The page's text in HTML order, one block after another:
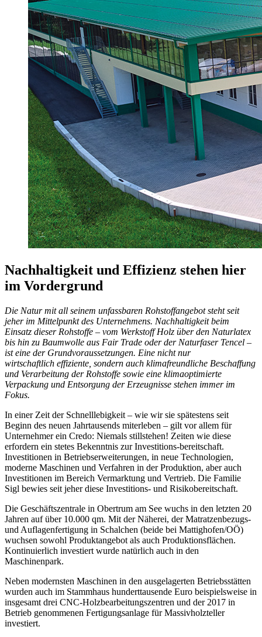
Nachhaltigkeit und Effizienz stehen hier
im Vordergrund
Die Natur mit all seinem unfassbaren Rohstoffangebot steht seit
jeher im Mittelpunkt des Unternehmens. Nachhaltigkeit beim
Einsatz dieser Rohstoffe – vom Werkstoff Holz über den Naturlatex
bis hin zu Baumwolle aus Fair Trade oder der Naturfaser Tencel –
ist eine der Grundvoraussetzungen. Eine nicht nur
wirtschaftlich effiziente, sondern auch klimafreundliche Beschaffung
und Verarbeitung der Rohstoffe sowie eine klimaoptimierte
Verpackung und Entsorgung der Erzeugnisse stehen immer im
Fokus.
In einer Zeit der Schnelllebigkeit – wie wir sie spätestens seit
Beginn des neuen Jahrtausends miterleben – gilt vor allem für
Unternehmer ein Credo: Niemals stillstehen! Zeiten wie diese
erfordern ein stetes Bekenntnis zur Investitions-bereitschaft.
Investitionen in Betriebserweiterungen, in neue Technologien,
moderne Maschinen und Verfahren in der Produktion, aber auch
Investitionen im Bereich Vermarktung und Vertrieb. Die Familie
Sigl bewies seit jeher diese Investitions- und Risikobereitschaft.
Die Geschäftszentrale in Obertrum am See wuchs in den letzten 20
Jahren auf über 10.000 qm. Mit der Näherei, der Matratzenbezugs-
und Auflagenfertigung in Schalchen (beide bei Mattighofen/OÖ)
wuchsen sowohl Produktangebot als auch Produktionsflächen.
Kontinuierlich investiert wurde natürlich auch in den
Maschinenpark.
Neben modernsten Maschinen in den ausgelagerten Betriebsstätten
wurden auch im Stammhaus hunderttausende Euro beispielsweise in
insgesamt drei CNC-Holzbearbeitungszentren und der 2017 in
Betrieb genommenen Fertigungsanlage für Massivholzteller
investiert.